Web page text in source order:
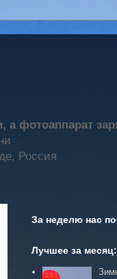
а фотоаппарат
Россия
За неделю нас
Лучшее за месяц: